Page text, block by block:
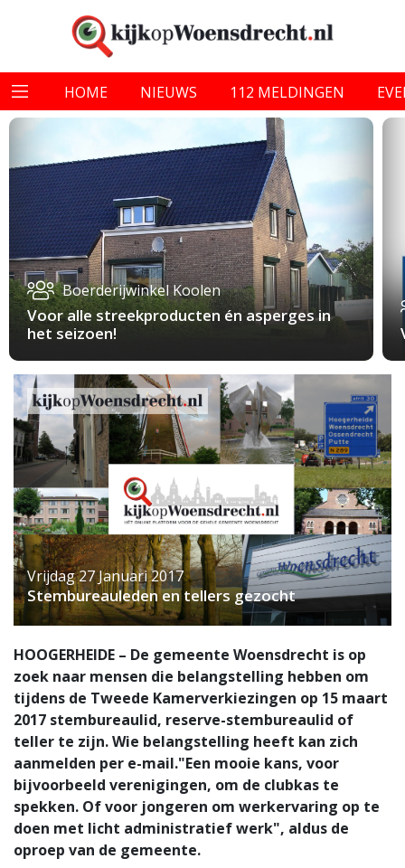
HOME NIEUWS 112 MELDINGEN
Boerderijwinkel Koolen
Voor alle streekproducten én asperges in
het seizoen!
Vrijdag 27 Januari 2017
Stembureauleden en tellers gezocht
HOOGERHEIDE – De gemeente Woensdrecht is op
zoek naar mensen die belangstelling hebben om
tijdens de Tweede Kamerverkiezingen op 15 maart
2017 stembureaulid, reserve-stembureaulid of
teller te zijn. Wie belangstelling heeft kan zich
aanmelden per e-mail."Een mooie kans, voor
bijvoorbeeld verenigingen, om de clubkas te
spekken. Of voor jongeren om werkervaring op te
doen met licht administratief werk", aldus de
oproep van de gemeente.